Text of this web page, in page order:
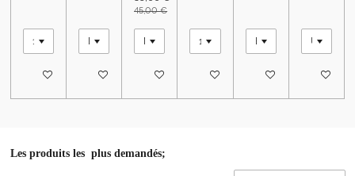
Ajouter au panierAjouter au panier
45,00 €
Ajouter au panierAjouter au panierAjouter au panierAjouter
Les produits les plus demandés;